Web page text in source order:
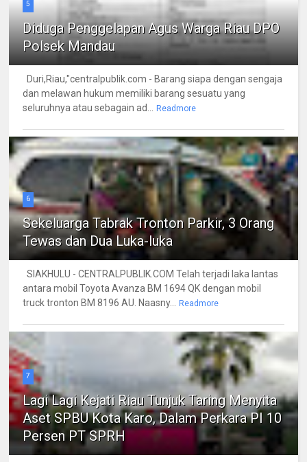
5
Diduga Penggelapan Agus Warga Riau DPO
Polsek Mandau
Duri,Riau,"centralpublik.com - Barang siapa dengan sengaja
dan melawan hukum memiliki barang sesuatu yang
seluruhnya atau sebagain ad...
Readmore
6
Sekeluarga Tabrak Tronton Parkir, 3 Orang
Tewas dan Dua Luka-luka
SIAKHULU - CENTRALPUBLIK.COM Telah terjadi laka lantas
antara mobil Toyota Avanza BM 1694 QK dengan mobil
truck tronton BM 8196 AU. Naasny...
Readmore
7
Lagi Lagi Kejati Riau Tunjuk Taring Menyita
Aset SPBU Kota Karo, Dalam Perkara PI 10
Persen PT SPRH